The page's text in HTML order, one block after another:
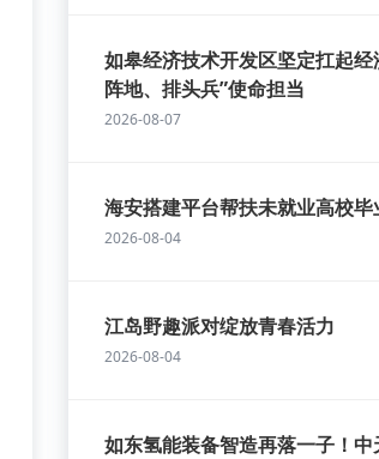
如皋经济技术开发区坚定扛起经
阵地、排头兵”使命担当
2026-08-07
海安搭建平台帮扶未就业高校毕
2026-08-04
江岛野趣派对绽放青春活力
2026-08-04
如东氢能装备智造再落一子！